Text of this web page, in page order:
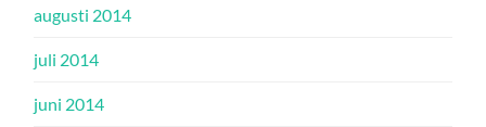
augusti 2014
juli 2014
juni 2014